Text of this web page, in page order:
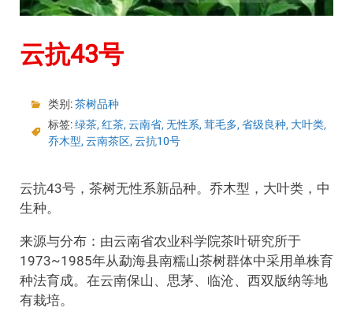
云抗43号
类别:茶树品种
标签:绿茶, 红茶, 云南省, 无性系, 茸毛多, 省级良种, 大叶类,
乔木型, 云南茶区, 云抗10号
云抗43号，茶树无性系新品种。乔木型，大叶类，中
生种。
来源与分布：由云南省农业科学院茶叶研究所于
1973~1985年从勐海县南糯山茶树群体中采用单株育
种法育成。在云南保山、思茅、临沧、西双版纳等地
有栽培。